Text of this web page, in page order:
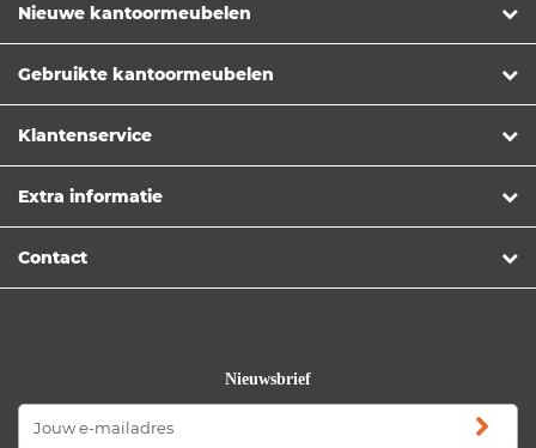
Nieuwe kantoormeubelen
Gebruikte kantoormeubelen
Klantenservice
Extra informatie
Contact
Nieuwsbrief